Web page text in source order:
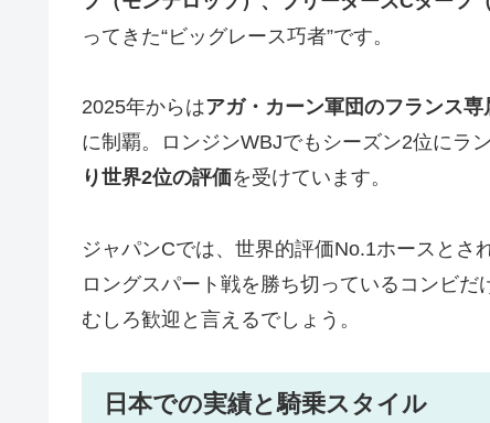
ってきた“ビッグレース巧者”です。
2025年からはアガ・カーン軍団のフランス専
に制覇。ロンジンWBJでもシーズン2位にラ
り世界2位の評価を受けています。
ジャパンCでは、世界的評価No.1ホースとさ
ロングスパート戦を勝ち切っているコンビだ
むしろ歓迎と言えるでしょう。
日本での実績と騎乗スタイル